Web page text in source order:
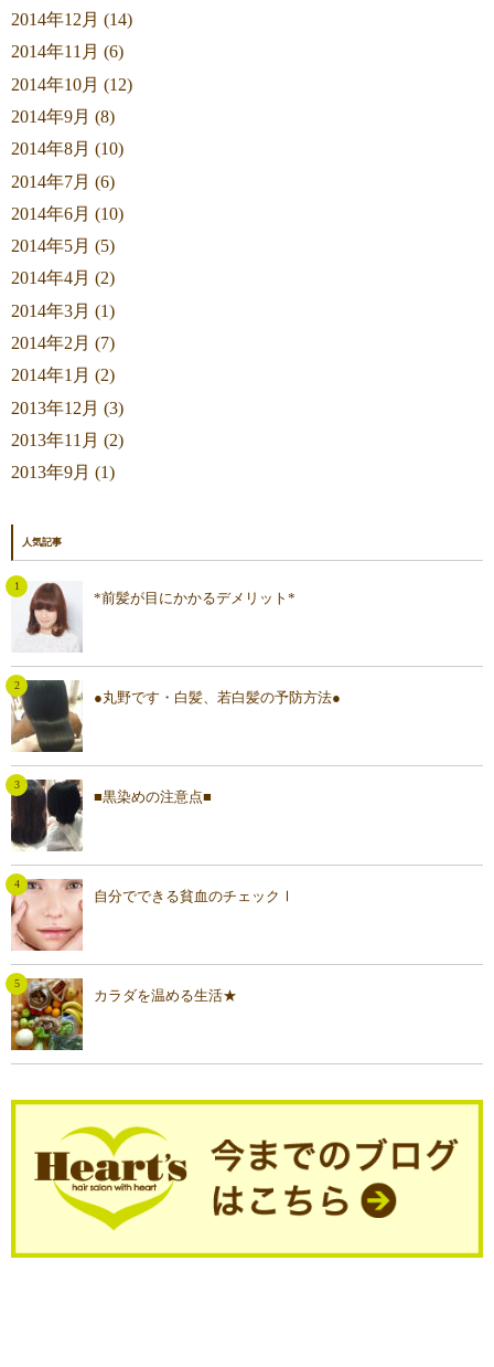
2014年12月 (14)
2014年11月 (6)
2014年10月 (12)
2014年9月 (8)
2014年8月 (10)
2014年7月 (6)
2014年6月 (10)
2014年5月 (5)
2014年4月 (2)
2014年3月 (1)
2014年2月 (7)
2014年1月 (2)
2013年12月 (3)
2013年11月 (2)
2013年9月 (1)
人気記事
*前髪が目にかかるデメリット*
●丸野です・白髪、若白髪の予防方法●
■黒染めの注意点■
自分でできる貧血のチェックⅠ
カラダを温める生活★